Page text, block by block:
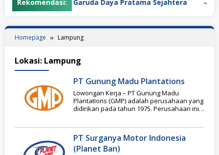
Rekomendasi:PT Garuda Daya Pratama Sejahtera
Homepage Lampung
Lokasi: Lampung
PT Gunung Madu Plantations
Lowongan Kerja – PT Gunung Madu
Plantations (GMP) adalah perusahaan yang
didirikan pada tahun 1975. Perusahaan ini
PT Surganya Motor Indonesia
(Planet Ban)